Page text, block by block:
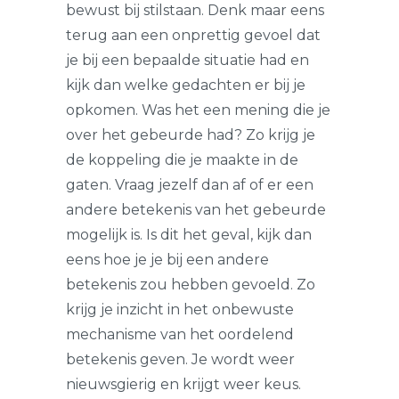
bewust bij stilstaan. Denk maar eens
terug aan een onprettig gevoel dat
je bij een bepaalde situatie had en
kijk dan welke gedachten er bij je
opkomen. Was het een mening die je
over het gebeurde had? Zo krijg je
de koppeling die je maakte in de
gaten. Vraag jezelf dan af of er een
andere betekenis van het gebeurde
mogelijk is. Is dit het geval, kijk dan
eens hoe je je bij een andere
betekenis zou hebben gevoeld. Zo
krijg je inzicht in het onbewuste
mechanisme van het oordelend
betekenis geven. Je wordt weer
nieuwsgierig en krijgt weer keus.